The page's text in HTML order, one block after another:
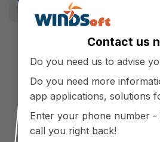
Contact us
Do you need us to advise
Do you need more
app applications, solutions
Enter your phone number -
call you right back!
Đưa sản phẩm đến
hơn, góp phần tăng
Nâng cao trải
dựng lòng trung
Quản lý thông tin
Kênh quảng bá
hiệu quả.